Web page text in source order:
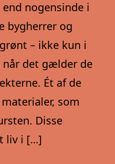
nogensinde i
bygherrer og
– ikke kun i
når det gælder de
Ét af de
som
Disse
liv i […]